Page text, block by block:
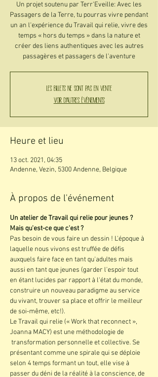
Un projet soutenu par Terr'Eveille: Avec les
Passagers de la Terre, tu pourras vivre pendant
un an l'expérience du Travail qui relie, vivre des
temps « hors du temps » dans la nature et
créer des liens authentiques avec les autres
passagères et passagers de l'aventure
Les billets ne sont pas en vente
Voir d'autres événements
Heure et lieu
13 oct. 2021, 04:35
Andenne, Vezin, 5300 Andenne, Belgique
À propos de l'événement
Un atelier de Travail qui relie pour jeunes ?
Mais qu'est-ce que c'est ?
Pas besoin de vous faire un dessin ! L'époque à
laquelle nous vivons est truffée de défis
auxquels faire face en tant qu'adultes mais
aussi en tant que jeunes (garder l'espoir tout
en étant lucides par rapport à l'état du monde,
construire un nouveau paradigme au service
du vivant, trouver sa place et offrir le meilleur
de soi-même, etc!).
Le Travail qui relie (« Work that reconnect »,
Joanna MACY) est une méthodologie de
transformation personnelle et collective. Se
présentant comme une spirale qui se déploie
selon 4 temps formant un tout, elle vise à
passer du déni de la réalité à la conscience, de